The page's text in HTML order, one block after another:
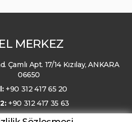
MERKEZ
Çamlı Apt. 17/14 Kızılay, ANKARA
06650
+90 312 417 65 20
+90 312 417 35 63
kmo@kmo.org.tr